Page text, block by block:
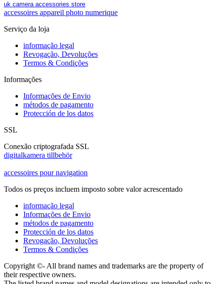
uk camera accessories store
accessoires appareil photo numerique
Serviço da loja
informação legal
Revogação, Devoluções
Termos & Condições
Informações
Informações de Envio
métodos de pagamento
Protección de los datos
SSL
Conexão criptografada SSL
digitalkamera tillbehör
accessoires pour navigation
Todos os preços incluem imposto sobre valor acrescentado
informação legal
Informações de Envio
métodos de pagamento
Protección de los datos
Revogação, Devoluções
Termos & Condições
Copyright ©- All brand names and trademarks are the property of
their respective owners.